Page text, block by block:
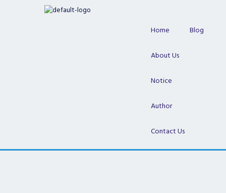
Home Blog
About Us
Notice
Author
Contact Us